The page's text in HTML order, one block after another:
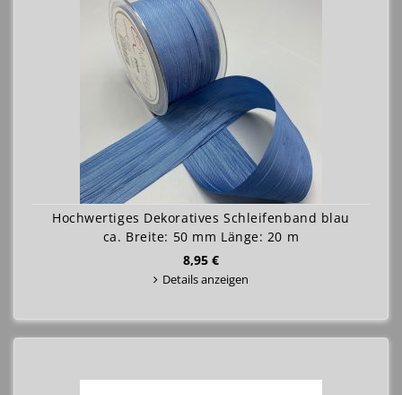
Hochwertiges Dekoratives Schleifenband blau
ca. Breite: 50 mm Länge: 20 m
8,95 €
Details anzeigen